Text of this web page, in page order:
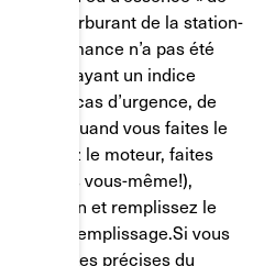
au carburant de la station-
performance n’a pas été
ayant un indice
dit, en cas d’urgence, de
vous faites le
éteignez le moteur, faites
compris vous-même!),
bouchon et remplissez le
de remplissage.Si vous
exigences précises du